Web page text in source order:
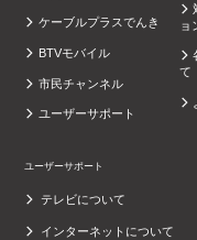
ケーブルプラスでんき
BTVモバイル
市民チャンネル
ユーザーサポート
ョ
て
ユーザーサポート
テレビについて
インターネットについて